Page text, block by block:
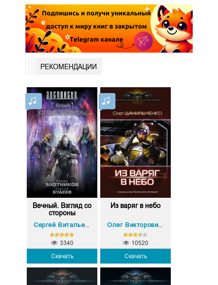
РЕКОМЕНДАЦИИ
Вечный. Взгляд со
стороны
Сергей Витальевич Будеев , Роман Злотников
Скачать
3340
Из варяг в небо
Олег Викторович Данильченко
Скачать
10520